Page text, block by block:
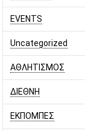
EVENTS
Uncategorized
ΑΘΛΗΤΙΣΜΟΣ
ΔΙΕΘΝΗ
ΕΚΠΟΜΠΕΣ